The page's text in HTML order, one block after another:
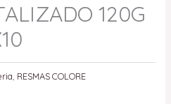
120G
RESMAS COLORE